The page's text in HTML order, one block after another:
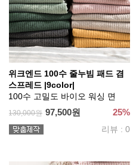
위크엔드 100수 줄누빔 패드 겸
스프레드 |9color|
100수 고밀도 바이오 워싱 면
130,000원 97,500원 25%
리뷰 : 0